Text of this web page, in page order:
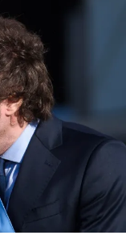
de seguridad
criminal.
no tienen
quien
países para
justicia a los
dando